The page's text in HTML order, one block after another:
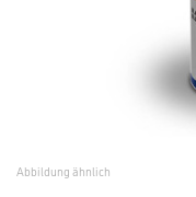
Abbildung ähnlich